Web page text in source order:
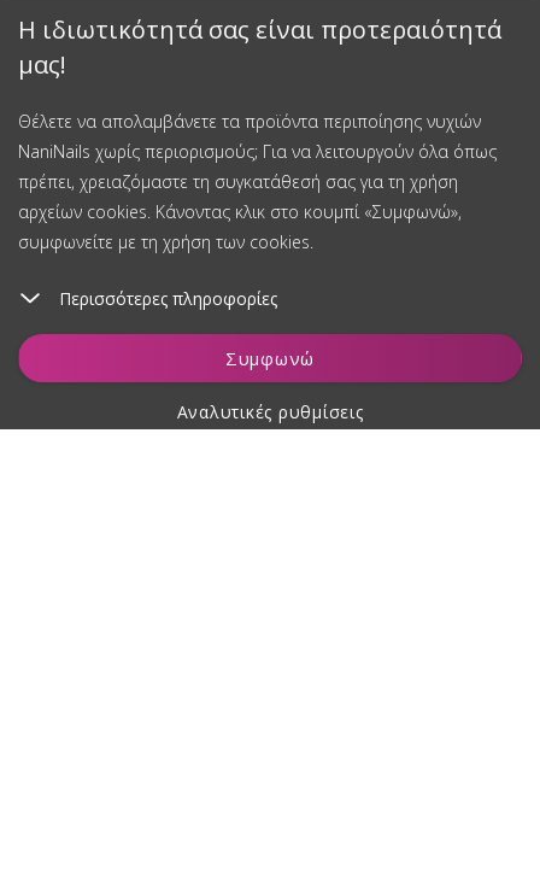
Η ιδιωτικότητά σας είναι προτεραιότητά
μας!
Θέλετε να απολαμβάνετε τα προϊόντα περιποίησης νυχιών
NaniNails χωρίς περιορισμούς; Για να λειτουργούν όλα όπως
πρέπει, χρειαζόμαστε τη συγκατάθεσή σας για τη χρήση
αρχείων cookies. Κάνοντας κλικ στο κουμπί «Συμφωνώ»,
συμφωνείτε με τη χρήση των cookies.
Περισσότερες πληροφορίες
Συμφωνώ
Αναλυτικές ρυθμίσεις